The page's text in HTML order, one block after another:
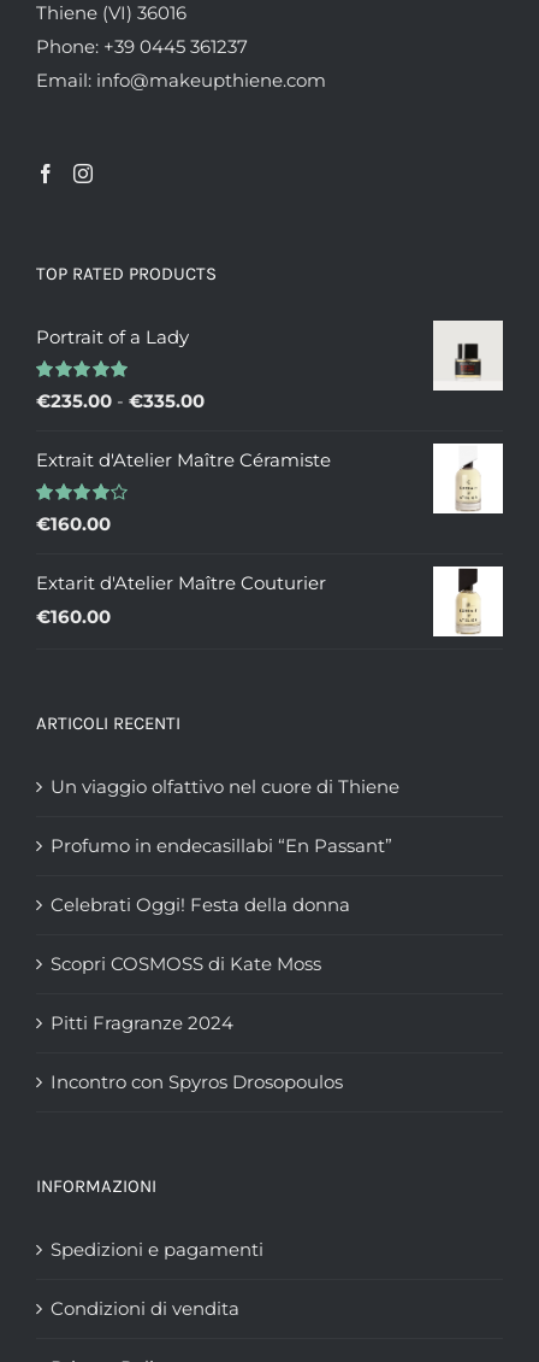
Thiene (VI) 36016
Phone: +39 0445 361237
Email: info@makeupthiene.com
TOP RATED PRODUCTS
Portrait of a Lady
Valutato
€235.00 - €335.00Fascia
prezzo:
Extrait d'Atelier Maître Céramiste
Valutato
€160.00
Extarit d'Atelier Maître Couturier
€160.00
ARTICOLI RECENTI
Un viaggio olfattivo nel cuore di Thiene
Profumo in endecasillabi “En Passant”
Celebrati Oggi! Festa della donna
Scopri COSMOSS di Kate Moss
Pitti Fragranze 2024
Incontro con Spyros Drosopoulos
INFORMAZIONI
Spedizioni e pagamenti
Condizioni di vendita